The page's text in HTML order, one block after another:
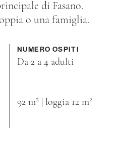
di Fasano.
o una famiglia.
NUMERO OSPITI
Da 2 a 4 adulti
92 m2 | loggia 12 m2